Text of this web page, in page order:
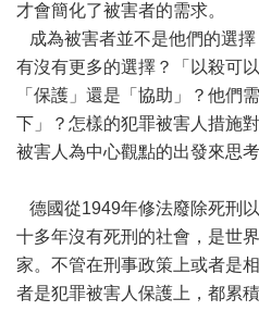
才會簡化了被害者的需求。
成為被害者並不是他們的選
有沒有更多的選擇？「以殺可
「保護」還是「協助」？他們
下」？怎樣的犯罪被害人措施
被害人為中心觀點的出發來思考
德國從1949年修法廢除死刑
十多年沒有死刑的社會，是世
家。不管在刑事政策上或者是
者是犯罪被害人保護上，都累